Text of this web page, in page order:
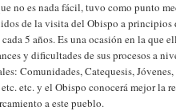
no es nada fácil, tuvo como punto
de la visita del Obispo a principios
5 años. Es una ocasión en la que
y dificultades de sus procesos a
Comunidades, Catequesis,
etc. y el Obispo conocerá mejor la
a este pueblo.